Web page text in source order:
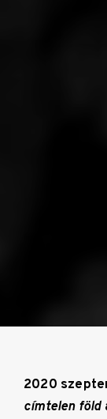
2020
címtelen föld